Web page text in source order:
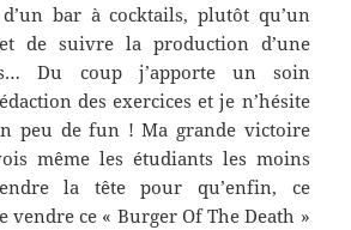
bar à cocktails, plutôt qu’un
de suivre la production d’une
Du coup j’apporte un soin
des exercices et je n’hésite
peu de fun ! Ma grande victoire
même les étudiants les moins
la tête pour qu’enfin, ce
vendre ce « Burger Of The Death »